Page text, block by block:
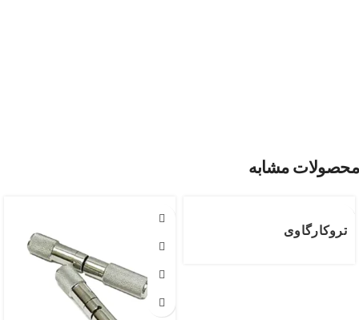
محصولات مشابه
تروکارگاوی